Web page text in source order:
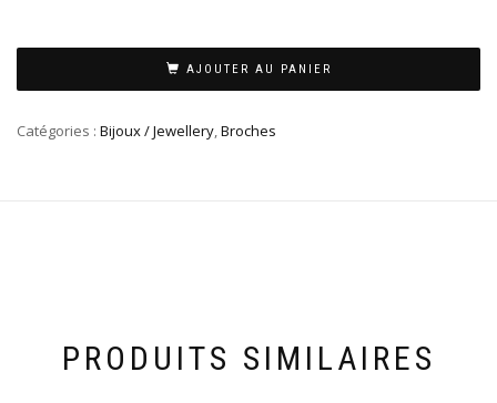
AJOUTER AU PANIER
Catégories : Bijoux / Jewellery,Broches
PRODUITS SIMILAIRES